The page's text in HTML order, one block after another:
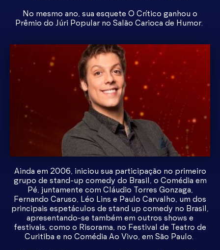
No mesmo ano, sua esquete O Crítico ganhou o
Prêmio do Júri Popular no Salão Carioca de Humor.
Ainda em 2006, iniciou sua participação no primeiro
grupo de stand-up comedy do Brasil, o Comédia em
Pé, juntamente com Cláudio Torres Gonzaga,
Fernando Caruso, Léo Lins e Paulo Carvalho, um dos
principais espetáculos de stand up comedy no Brasil,
apresentando-se também em outros shows e
festivais, como o Risorama, no Festival de Teatro de
Curitiba e no Comédia Ao Vivo, em São Paulo.